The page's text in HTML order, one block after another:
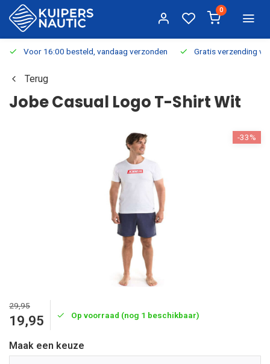
0
Voor 16:00 besteld, vandaag verzonden Gratis verzending
Terug
Jobe Casual Logo T-Shirt Wit
-33%
29,95
19,95 Op voorraad (nog 1 beschikbaar)
Maak een keuze